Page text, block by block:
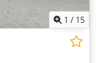
1 / 15